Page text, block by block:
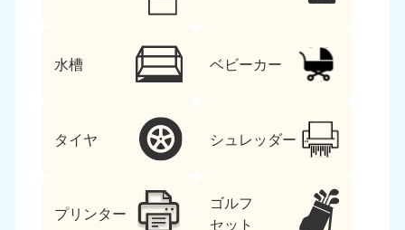
水槽 ベビーカー
タイヤ シュレッダー
プリンター
ゴルフ
セット